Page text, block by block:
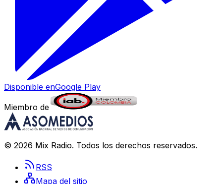
Disponible enGoogle Play
Miembro de
© 2026 Mix Radio. Todos los derechos reservados.
RSS
Mapa del sitio